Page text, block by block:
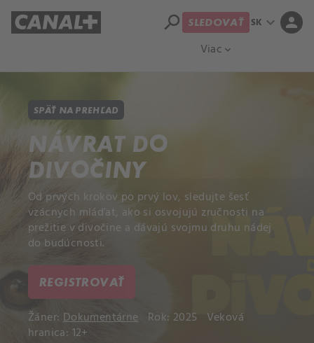
Viac expand_more
search SLEDOVAŤ SK expand_more person
SPÄŤ NA PREHĽAD
NÁVRAT DO
DIVOČINY
Od prvých krokov po prvý lov, sledujte šesť
vzácnych mláďat, ako si osvojujú zručnosti na
prežitie v divočine a dávajú svojmu druhu nádej
do budúcnosti.
REGISTROVAŤ
Žáner: Dokumentárne Rok: 2025
Veková
hranica: 12+